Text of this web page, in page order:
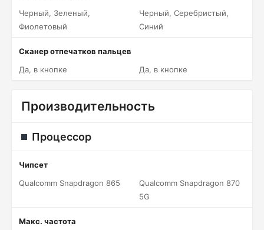
Черный, Зеленый,
Фиолетовый
Черный, Серебристый,
Синий
Сканер отпечатков пальцев
Да, в кнопке
Да, в кнопке
Производительность
Процессор
Чипсет
Qualcomm Snapdragon 865
Qualcomm Snapdragon 870
5G
Макс. частота